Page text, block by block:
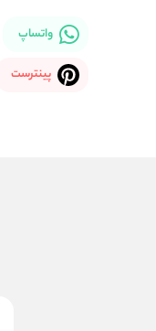
واتساپ
پینترست